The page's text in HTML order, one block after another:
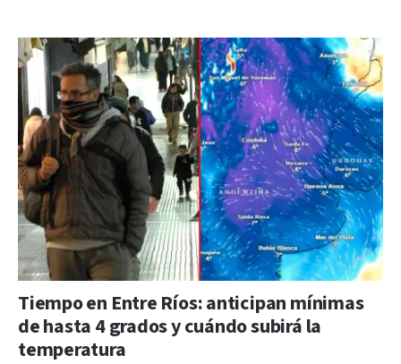
Tiempo en Entre Ríos: anticipan mínimas
de hasta 4 grados y cuándo subirá la
temperatura